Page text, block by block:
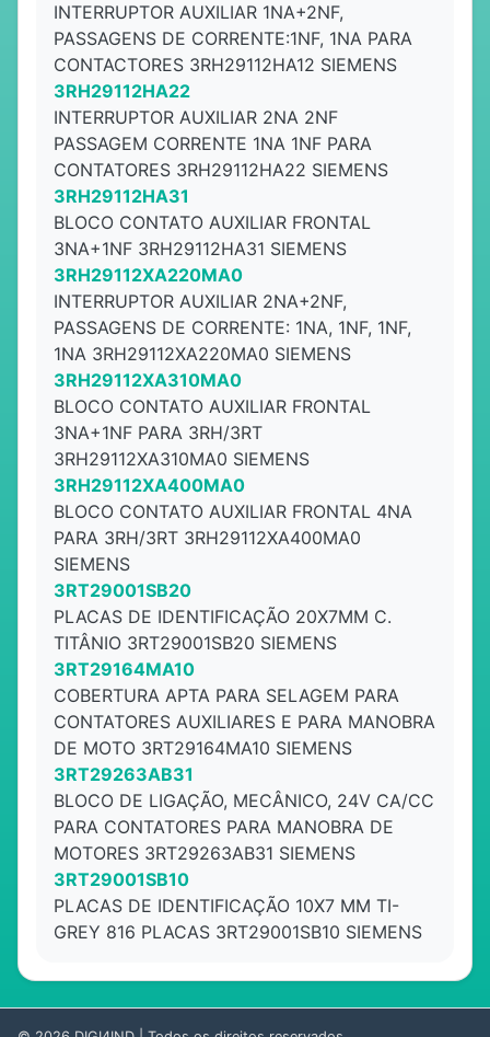
INTERRUPTOR AUXILIAR 1NA+2NF,
PASSAGENS DE CORRENTE:1NF, 1NA PARA
CONTACTORES 3RH29112HA12 SIEMENS
3RH29112HA22
INTERRUPTOR AUXILIAR 2NA 2NF
PASSAGEM CORRENTE 1NA 1NF PARA
CONTATORES 3RH29112HA22 SIEMENS
3RH29112HA31
BLOCO CONTATO AUXILIAR FRONTAL
3NA+1NF 3RH29112HA31 SIEMENS
3RH29112XA220MA0
INTERRUPTOR AUXILIAR 2NA+2NF,
PASSAGENS DE CORRENTE: 1NA, 1NF, 1NF,
1NA 3RH29112XA220MA0 SIEMENS
3RH29112XA310MA0
BLOCO CONTATO AUXILIAR FRONTAL
3NA+1NF PARA 3RH/3RT
3RH29112XA310MA0 SIEMENS
3RH29112XA400MA0
BLOCO CONTATO AUXILIAR FRONTAL 4NA
PARA 3RH/3RT 3RH29112XA400MA0
SIEMENS
3RT29001SB20
PLACAS DE IDENTIFICAÇÃO 20X7MM C.
TITÂNIO 3RT29001SB20 SIEMENS
3RT29164MA10
COBERTURA APTA PARA SELAGEM PARA
CONTATORES AUXILIARES E PARA MANOBRA
DE MOTO 3RT29164MA10 SIEMENS
3RT29263AB31
BLOCO DE LIGAÇÃO, MECÂNICO, 24V CA/CC
PARA CONTATORES PARA MANOBRA DE
MOTORES 3RT29263AB31 SIEMENS
3RT29001SB10
PLACAS DE IDENTIFICAÇÃO 10X7 MM TI-
GREY 816 PLACAS 3RT29001SB10 SIEMENS